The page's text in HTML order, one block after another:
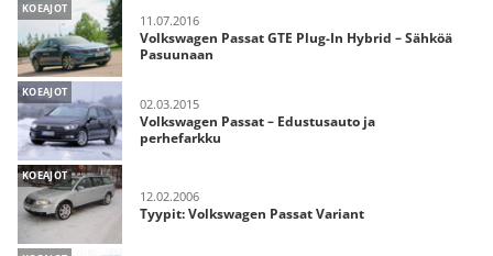
KOEAJOT
11.07.2016
Volkswagen Passat GTE Plug-In Hybrid – Sähköä
Pasuunaan
KOEAJOT
02.03.2015
Volkswagen Passat – Edustusauto ja
perhefarkku
KOEAJOT
12.02.2006
Tyypit: Volkswagen Passat Variant